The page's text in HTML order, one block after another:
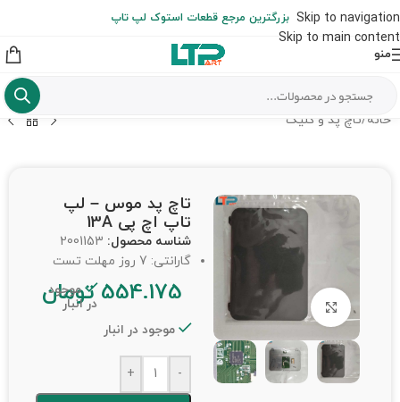
Skip to navigation
Skip to main content
از شهرستان به عهده مشتری است)
بزرگترین مرجع قطعات استوک لپ تاپ
منو
خانه /تاچ پد و کلیک
برای بزرگنمایی کلیک کنید
تاچ پد موس – لپ
تاپ اچ پی 13A
شناسه محصول: 2001153
گارانتی: 7 روز مهلت تست
554.175 تومان
موجود
در انبار
موجود در انبار
-
+